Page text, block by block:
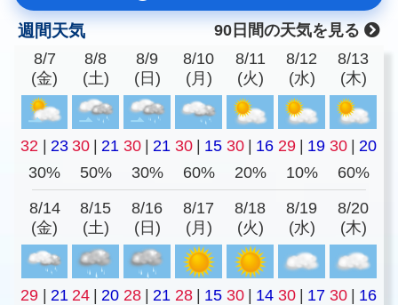
週間天気
90日間の天気を見る
8/7
(金)
8/8
(土)
8/9
(日)
8/10
(月)
8/11
(火)
8/12
(水)
8/13
(木)
32 | 23 30 | 21 30 | 21 30 | 15 30 | 16 29 | 19 30 | 20
30%
50% 30% 60% 20% 10% 60%
8/14
(金)
8/15
(土)
8/16
(日)
8/17
(月)
8/18
(火)
8/19
(水)
8/20
(木)
29 | 21 24 | 20 28 | 21 28 | 15 30 | 14 30 | 17 30 | 16